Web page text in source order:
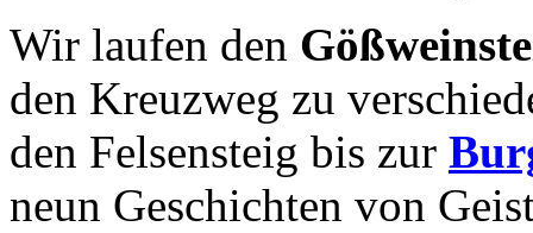
Wir laufen den
den Kreuzweg zu
den Felsensteig bis zur
neun Geschichten von